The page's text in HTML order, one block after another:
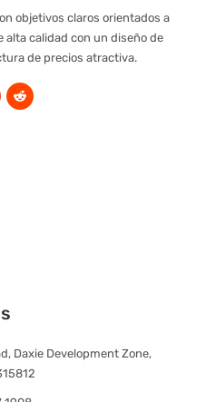
objetivos claros orientados a
alta calidad con un diseño de
de precios atractiva.
Daxie Development Zone,